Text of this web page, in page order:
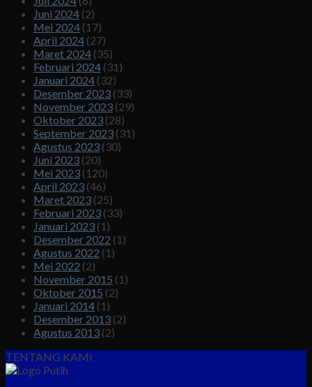
Juni 2024 (2)
Mei 2024 (17)
April 2024 (27)
Maret 2024 (35)
Februari 2024 (31)
Januari 2024 (32)
Desember 2023 (33)
November 2023 (29)
Oktober 2023 (28)
September 2023 (31)
Agustus 2023 (30)
Juni 2023 (20)
Mei 2023 (120)
April 2023 (46)
Maret 2023 (25)
Februari 2023 (33)
Januari 2023 (1)
Desember 2022 (1)
Agustus 2022 (1)
Mei 2022 (2)
November 2015 (1)
Oktober 2015 (2)
Januari 2014 (1)
Desember 2013 (2)
Agustus 2013 (2)
TENTANG KAMI